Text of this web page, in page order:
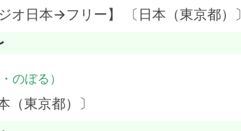
オ日本→フリー】 〔日本（東京都）〕
のぼる）
（東京都）〕